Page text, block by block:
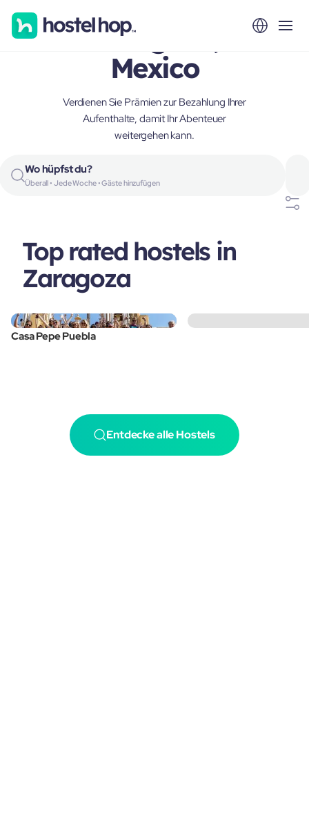
Zaragoza,
Mexico
Verdienen Sie Prämien zur Bezahlung Ihrer
Aufenthalte, damit Ihr Abenteuer
weitergehen kann.
Wo hüpfst du?
Überall • Jede Woche • Gäste hinzufügen
Top rated hostels in
Zaragoza
Casa Pepe Puebla
Entdecke alle Hostels